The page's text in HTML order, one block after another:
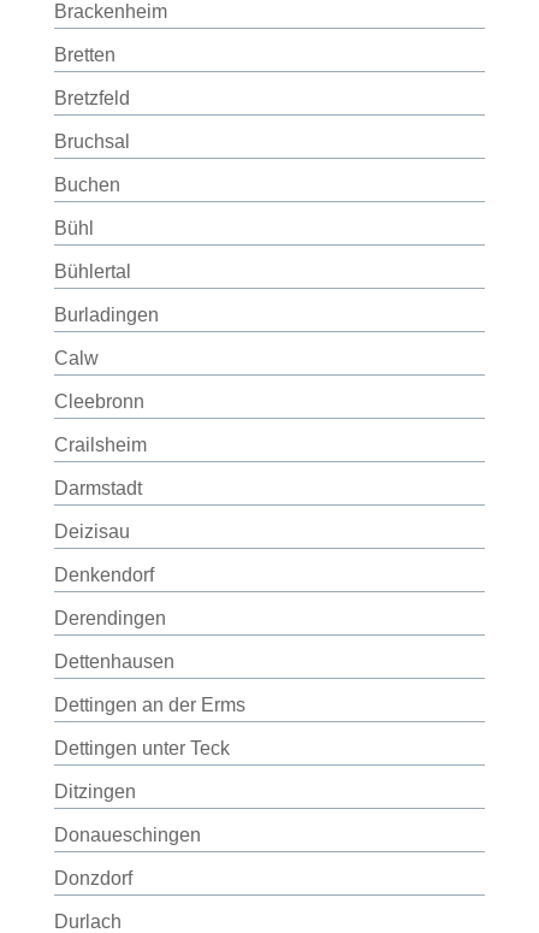
Brackenheim
Bretten
Bretzfeld
Bruchsal
Buchen
Bühl
Bühlertal
Burladingen
Calw
Cleebronn
Crailsheim
Darmstadt
Deizisau
Denkendorf
Derendingen
Dettenhausen
Dettingen an der Erms
Dettingen unter Teck
Ditzingen
Donaueschingen
Donzdorf
Durlach